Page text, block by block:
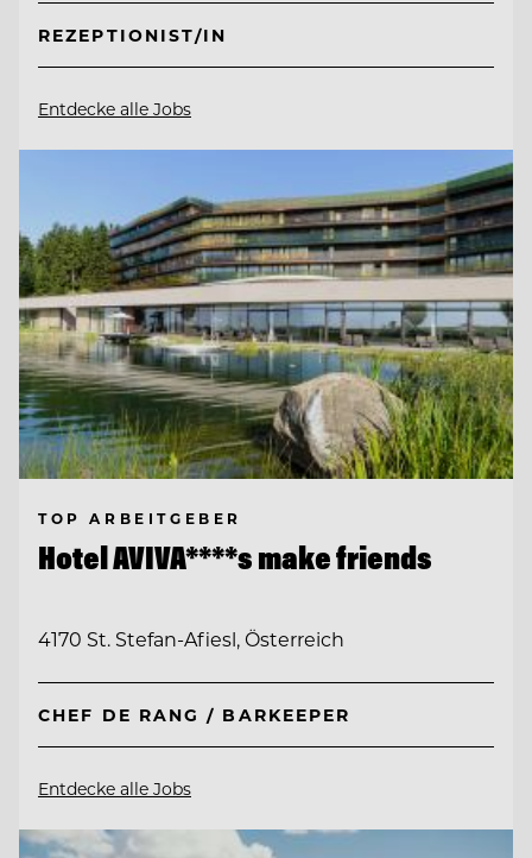
REZEPTIONIST/IN
Entdecke alle Jobs
TOP ARBEITGEBER
Hotel AVIVA****s make friends
4170 St. Stefan-Afiesl, Österreich
CHEF DE RANG / BARKEEPER
Entdecke alle Jobs